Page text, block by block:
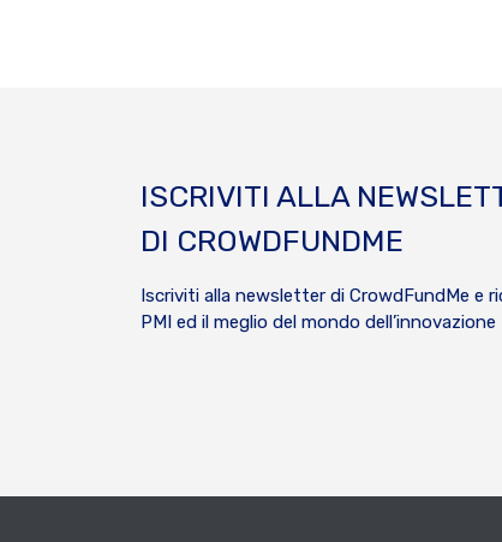
ISCRIVITI ALLA
DI CROWDFUNDME
Iscriviti alla newsletter di CrowdFundMe e
PMI ed il meglio del mondo dell’innovazione